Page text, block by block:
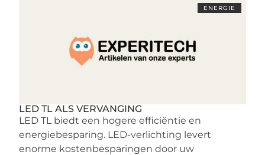
ENERGIE
LED TL ALS VERVANGING
LED TL biedt een hogere efficiëntie en
energiebesparing. LED-verlichting levert
enorme kostenbesparingen door uw